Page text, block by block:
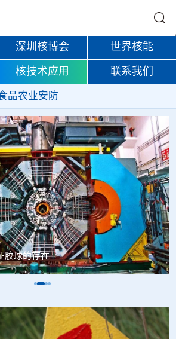
深圳核博会 世界核能
核技术应用 联系我们
品农业安防
头条
Thor Medical从AlphaOne首
启动